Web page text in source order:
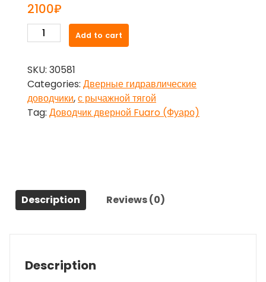
2100₽
Доводчик
дверной
(Фуаро)
DC-
205
WH
quantity
Add to cart
SKU: 30581
Categories: Дверные гидравлические
доводчики,с рычажной тягой
Tag: Доводчик дверной Fuaro (Фуаро)
Description Reviews (0)
Description